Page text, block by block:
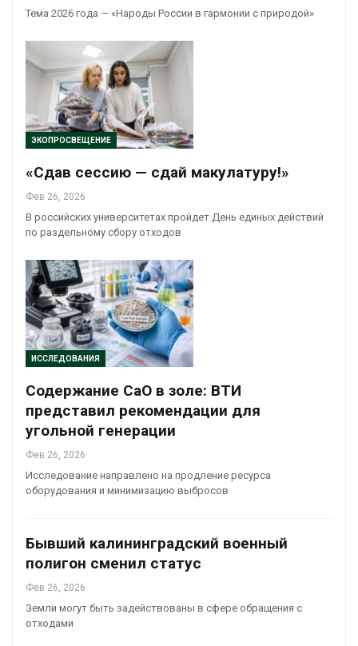
Тема 2026 года — «Народы России в гармонии с природой»
ЭКОПРОСВЕЩЕНИЕ
«Сдав сессию — сдай макулатуру!»
Фев 26, 2026
В российских университетах пройдет День единых действий
по раздельному сбору отходов
ИССЛЕДОВАНИЯ
Содержание CaO в золе: ВТИ
представил рекомендации для
угольной генерации
Фев 26, 2026
Исследование направлено на продление ресурса
оборудования и минимизацию выбросов
Бывший калининградский военный
полигон сменил статус
Фев 26, 2026
Земли могут быть задействованы в сфере обращения с
отходами